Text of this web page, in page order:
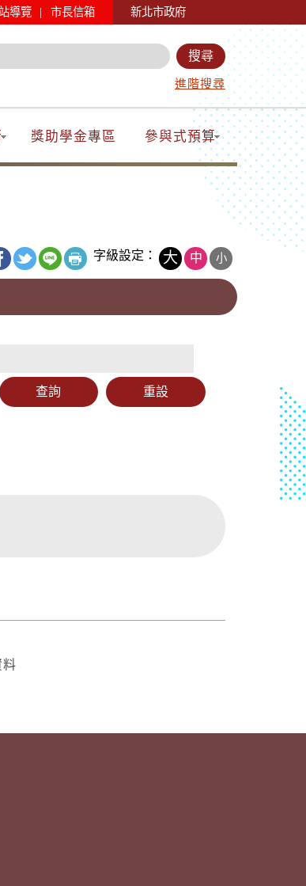
導覽 | 市長信箱 新北市政府
進階搜尋
獎助學金專區 參與式預算
字級設定： 大 中 小
料